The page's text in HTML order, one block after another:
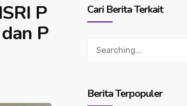
P
P
Cari Berita Terkait
Search
Berita Terpopuler